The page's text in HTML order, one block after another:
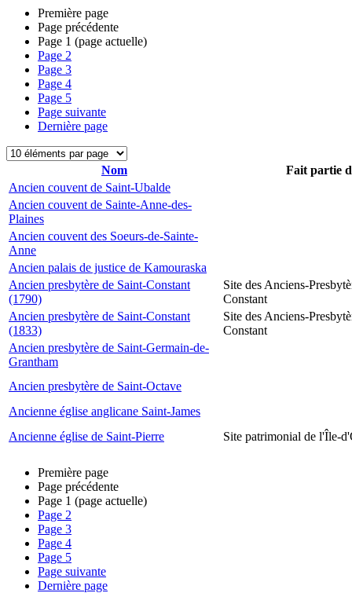
Première page
Page précédente
Page 1 (page actuelle)
Page 2
Page 3
Page 4
Page 5
Page suivante
Dernière page
Nom
Fait partie
Ancien couvent de Saint-Ubalde
Ancien couvent de Sainte-Anne-des-
Plaines
Ancien couvent des Soeurs-de-Sainte-
Anne
Ancien palais de justice de Kamouraska
Ancien presbytère de Saint-Constant
(1790)
Site des Anciens-
Constant
Ancien presbytère de Saint-Constant
(1833)
Site des Anciens-
Constant
Ancien presbytère de Saint-Germain-de-
Grantham
Ancien presbytère de Saint-Octave
Ancienne église anglicane Saint-James
Ancienne église de Saint-Pierre
Site patrimonial de l'Île-
Première page
Page précédente
Page 1 (page actuelle)
Page 2
Page 3
Page 4
Page 5
Page suivante
Dernière page